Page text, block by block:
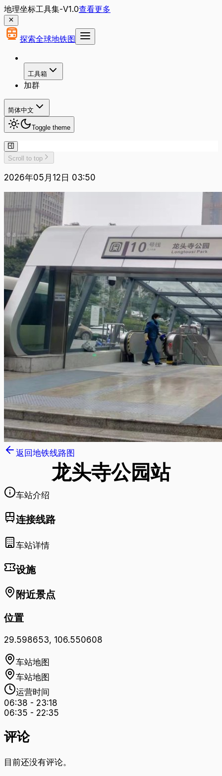
地理坐标工具集-V1.0查看更多
探索全球地铁图
工具箱
加群
简体中文
Toggle theme
Scroll to top
2026年05月12日 03:50
返回地铁线路图
龙头寺公园站
车站介绍
连接线路
车站详情
设施
附近景点
位置
29.598653, 106.550608
车站地图
车站地图
运营时间
06:38 - 23:18
06:35 - 22:35
评论
目前还没有评论。